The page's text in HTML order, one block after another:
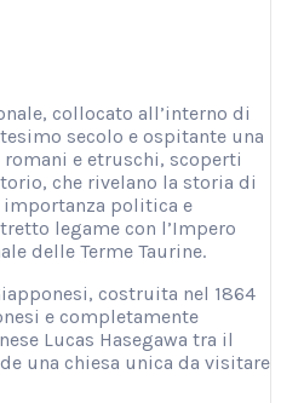
collocato all’interno di
secolo e ospitante una
e etruschi, scoperti
che rivelano la storia di
importanza politica e
legame con l’Impero
delle Terme Taurine.
costruita nel 1864
e completamente
Lucas Hasegawa tra il
una chiesa unica da visitare